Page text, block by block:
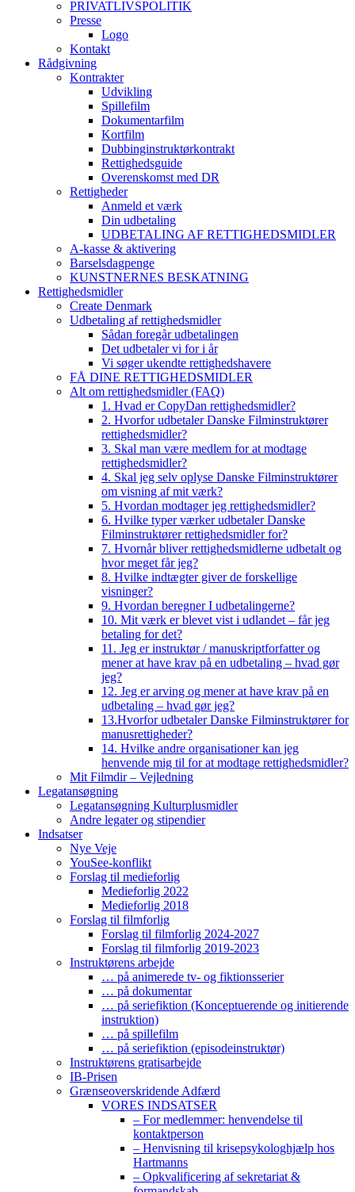
PRIVATLIVSPOLITIK
Presse
Logo
Kontakt
Rådgivning
Kontrakter
Udvikling
Spillefilm
Dokumentarfilm
Kortfilm
Dubbinginstruktørkontrakt
Rettighedsguide
Overenskomst med DR
Rettigheder
Anmeld et værk
Din udbetaling
UDBETALING AF RETTIGHEDSMIDLER
A-kasse & aktivering
Barselsdagpenge
KUNSTNERNES BESKATNING
Rettighedsmidler
Create Denmark
Udbetaling af rettighedsmidler
Sådan foregår udbetalingen
Det udbetaler vi for i år
Vi søger ukendte rettighedshavere
FÅ DINE RETTIGHEDSMIDLER
Alt om rettighedsmidler (FAQ)
1. Hvad er CopyDan rettighedsmidler?
2. Hvorfor udbetaler Danske Filminstruktører
rettighedsmidler?
3. Skal man være medlem for at modtage
rettighedsmidler?
4. Skal jeg selv oplyse Danske Filminstruktører
om visning af mit værk?
5. Hvordan modtager jeg rettighedsmidler?
6. Hvilke typer værker udbetaler Danske
Filminstruktører rettighedsmidler for?
7. Hvornår bliver rettighedsmidlerne udbetalt og
hvor meget får jeg?
8. Hvilke indtægter giver de forskellige
visninger?
9. Hvordan beregner I udbetalingerne?
10. Mit værk er blevet vist i udlandet – får jeg
betaling for det?
11. Jeg er instruktør / manuskriptforfatter og
mener at have krav på en udbetaling – hvad gør
jeg?
12. Jeg er arving og mener at have krav på en
udbetaling – hvad gør jeg?
13.Hvorfor udbetaler Danske Filminstruktører for
manusrettigheder?
14. Hvilke andre organisationer kan jeg
henvende mig til for at modtage rettighedsmidler?
Mit Filmdir – Vejledning
Legatansøgning
Legatansøgning Kulturplusmidler
Andre legater og stipendier
Indsatser
Nye Veje
YouSee-konflikt
Forslag til medieforlig
Medieforlig 2022
Medieforlig 2018
Forslag til filmforlig
Forslag til filmforlig 2024-2027
Forslag til filmforlig 2019-2023
Instruktørens arbejde
… på animerede tv- og fiktionsserier
… på dokumentar
… på seriefiktion (Konceptuerende og initierende
instruktion)
… på spillefilm
… på seriefiktion (episodeinstruktør)
Instruktørens gratisarbejde
IB-Prisen
Grænseoverskridende Adfærd
VORES INDSATSER
– For medlemmer: henvendelse til
kontaktperson
– Henvisning til krisepsykologhjælp hos
Hartmanns
– Opkvalificering af sekretariat &